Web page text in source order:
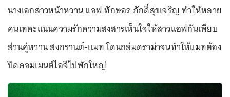
นางเอกสาวหน้าหวาน แอฟ ทักษอร ภักดิ์สุขเจริญ ทำให้หลาย
คนเทคะแนนความรักความสงสารเห็นใจให้สาวแอฟกันเพียบ
ส่วนคู่หวาน สงกรานต์-แมท โดนถล่มดราม่าจนทำให้แมทต้อง
ปิดคอมเมนต์ไอจีไปพักใหญ่